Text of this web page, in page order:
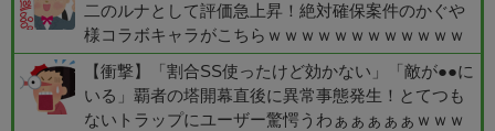
二のルナとして評価急上昇！絶対確保案件のかぐや
様コラボキャラがこちらｗｗｗｗｗｗｗｗｗｗｗｗ
【衝撃】「割合SS使ったけど効かない」「敵が●●に
いる」覇者の塔開幕直後に異常事態発生！とてつも
ないトラップにユーザー驚愕うわぁぁぁぁぁｗｗｗ